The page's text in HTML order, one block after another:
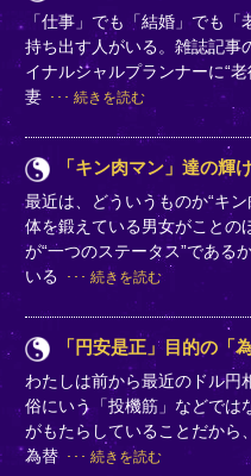
「仕事」でも「結婚」でも「
持ち出す人がいる。雑誌記事
イナルシャルプランナーに“
妻
続きを読む
「キン肉マン」達の輝
最近は、どういうものか“キ
体を鍛えている男女がことの
が“一つのステータス”である
いる
続きを読む
「円安是正」目的の「
わたしは前から最近のドル円
俗にいう「投機筋」などでは
がもたらしていることだから
為替
続きを読む